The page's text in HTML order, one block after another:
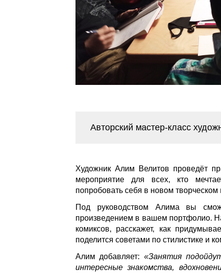
Авторский мастер-класс
Художник Алим Велитов проведёт
мероприятие для всех, кто
попробовать себя в новом
Под руководством Алима вы
произведением в вашем портфолио.
комиксов, расскажет, как
поделится советами по стилистике и
Алим добавляет: «Занятия
интересные знакомства,